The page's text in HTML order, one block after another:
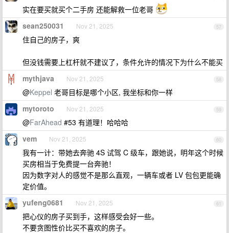
实在要买就买个二手房 还能解救一位老哥
57
sean250031 Nov 21, 2025
住自己的房子，爽
但没钱需要上杠杆就不建议了，条件允许的情况下为什么不能买
58
mythjava Nov 21, 2025
@Keppel 老哥目标是哪个小区, 我坐标和你一样
59
mytoroto Nov 21, 2025
@FarAhead #53 有道理！哈哈哈
60
vem Nov 21, 2025
我有一计：带她去奔驰 4S 试驾 C 级车，跟她说，明年这个时候
买房相当于免费提一台奔驰！
因为数字对人的感觉不是那么直观，一辆车或者 LV 包包更能确
定价值。
61
yufeng0681 Nov 21, 2025
把心仪的房子买到手，这样感受会好一些。
不要贪图性价比买不喜欢的房子。